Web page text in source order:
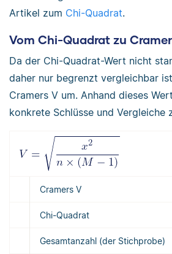
Artikel zum Chi-Quadrat.
Vom Chi-Quadrat zu
Da der Chi-Quadrat-Wert nicht
daher nur begrenzt vergleichbar
Cramers V um. Anhand dieses
konkrete Schlüsse und Vergleiche
Cramers V
Chi-Quadrat
Gesamtanzahl (der Stichprobe)